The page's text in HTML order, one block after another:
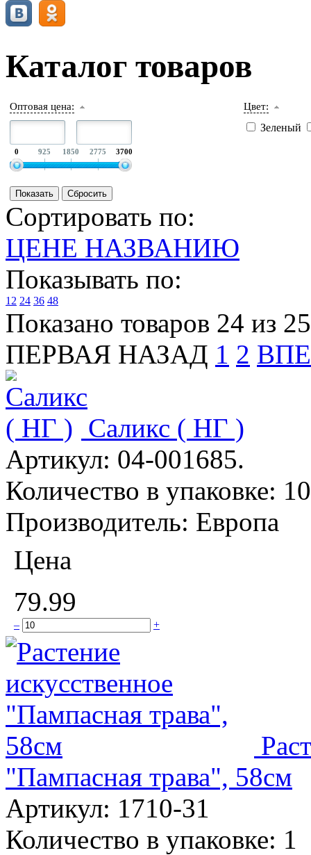
Каталог товаров
Оптовая цена:
0 925 1850 2775 3700
Цвет:
Зеленый
Сортировать по:
ЦЕНЕ НАЗВАНИЮ
Показывать по:
12 24 36 48
Показано товаров 24 из 25
ПЕРВАЯ НАЗАД 1 2
Саликс ( НГ )
Артикул: 04-001685.
Количество в упаковке: 10
Производитель: Европа
Цена
79.99
– +
"Пампасная трава", 58см
Артикул: 1710-31
Количество в упаковке: 1